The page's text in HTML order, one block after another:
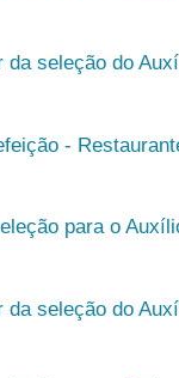
seleção do
-
para o
seleção do